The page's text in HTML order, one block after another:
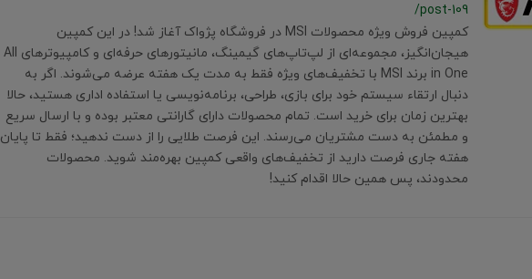
/post-109
کمپین فروش ویژه محصولات MSI در فروشگاه پژواک آغاز شد! در این کمپین
هیجان‌انگیز، مجموعه‌ای از لپ‌تاپ‌های گیمینگ، مانیتورهای حرفه‌ای و کامپیوترهای All
in One برند MSI با تخفیف‌های ویژه فقط به مدت یک هفته عرضه می‌شوند. اگر به
دنبال ارتقاء سیستم خود برای بازی، طراحی، برنامه‌نویسی یا استفاده اداری هستید، حالا
بهترین زمان برای خرید است. تمام محصولات دارای گارانتی معتبر بوده و با ارسال سریع
و مطمئن به دست مشتریان می‌رسند. این فرصت طلایی را از دست ندهید؛ فقط تا پایان
هفته جاری فرصت دارید از تخفیف‌های واقعی کمپین بهره‌مند شوید. محصولات
محدودند، پس همین حالا اقدام کنید!